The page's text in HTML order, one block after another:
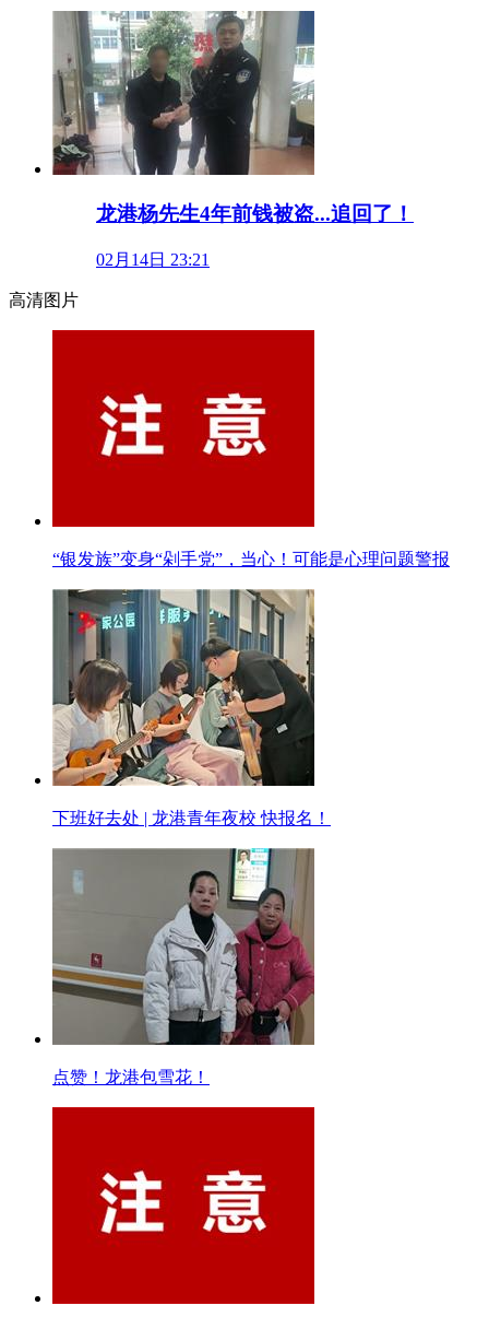
龙港杨先生4年前钱被盗...追回了！
02月14日 23:21
高清图片
“银发族”变身“剁手党”，当心！可能是心理问题警报
下班好去处 | 龙港青年夜校 快报名！
点赞！龙港包雪花！